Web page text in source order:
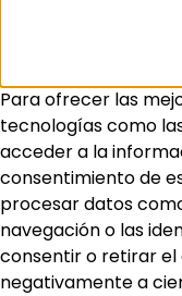
Para ofrecer las
tecnologías como
acceder a la
consentimiento de
procesar datos
navegación o las
consentir o retirar
negativamente a